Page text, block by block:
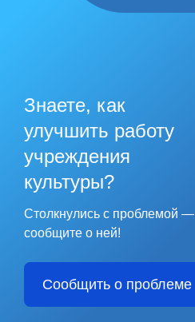
Знаете, как
улучшить работу
учреждения
культуры?
Столкнулись с проблемой —
сообщите о ней!
Сообщить о проблеме